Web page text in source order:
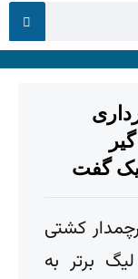
گفت
کشتی
برتر به